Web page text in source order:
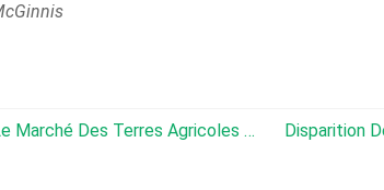
​Un Regard Région Par Région Sur Le Marché Des Terres Agricoles 2018 Disparition Des